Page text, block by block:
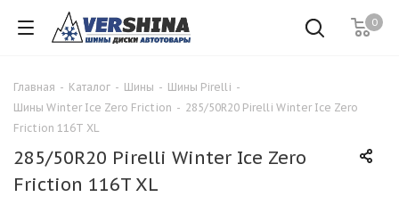
0
Главная - Каталог - Шины - Шины Pirelli -
Шины Winter Ice Zero Friction - 285/50R20 Pirelli Winter Ice Zero
Friction 116T XL
285/50R20 Pirelli Winter Ice Zero
Friction 116T XL